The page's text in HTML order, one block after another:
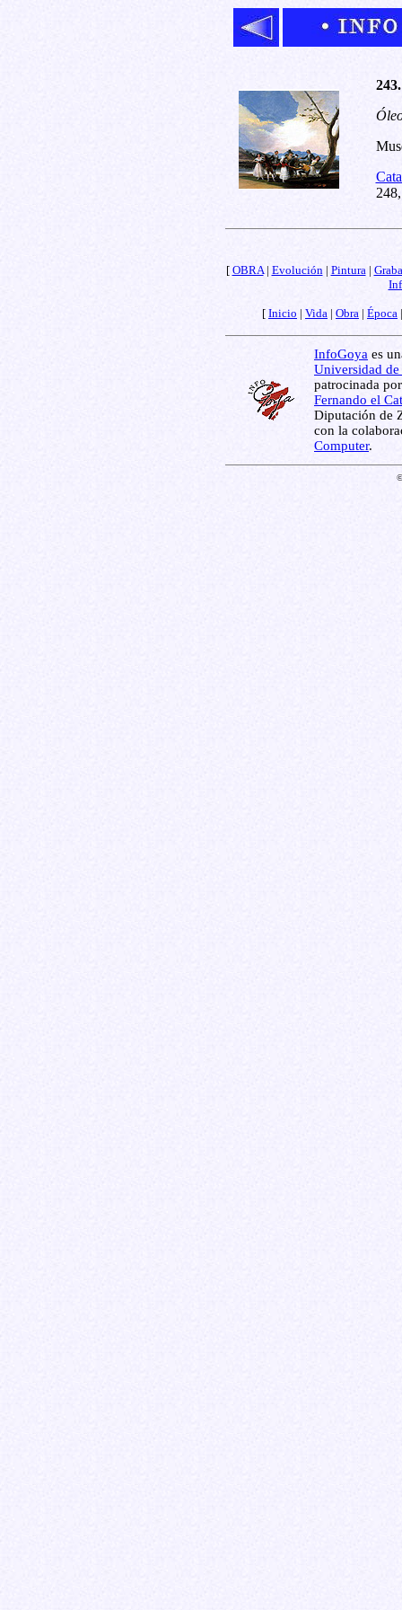
[ OBRA| Evolución| Pintura|
[ Inicio | Vida | Obra | Época
InfoGoya es
Universidad de
patrocinada
Fernando el
Diputación de
con la
Computer.